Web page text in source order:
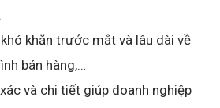
khăn trước mắt và lâu dài về
bán hàng,…
và chi tiết giúp doanh nghiệp